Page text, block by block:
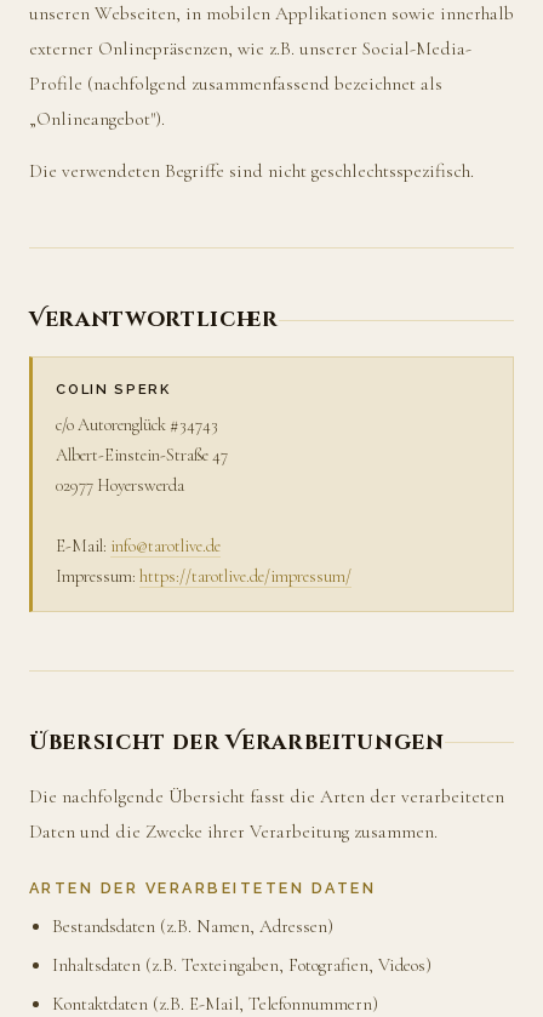
unseren Webseiten, in mobilen Applikationen sowie innerhalb
externer Onlinepräsenzen, wie z.B. unserer Social-Media-
Profile (nachfolgend zusammenfassend bezeichnet als
„Onlineangebot").
Die verwendeten Begriffe sind nicht geschlechtsspezifisch.
Verantwortlicher
COLIN SPERK
c/o Autorenglück #34743
Albert-Einstein-Straße 47
02977 Hoyerswerda
E-Mail: info@tarotlive.de
Impressum:https://tarotlive.de/impressum/
Übersicht der Verarbeitungen
Die nachfolgende Übersicht fasst die Arten der verarbeiteten
Daten und die Zwecke ihrer Verarbeitung zusammen.
ARTEN DER VERARBEITETEN DATEN
Bestandsdaten (z.B. Namen, Adressen)
Inhaltsdaten (z.B. Texteingaben, Fotografien, Videos)
Kontaktdaten (z.B. E-Mail, Telefonnummern)